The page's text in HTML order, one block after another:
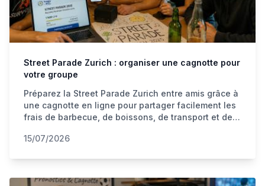
Street Parade Zurich : organiser une cagnotte pour
votre groupe
Préparez la Street Parade Zurich entre amis grâce à
une cagnotte en ligne pour partager facilement les
frais de barbecue, de boissons, de transport et de
15/07/2026